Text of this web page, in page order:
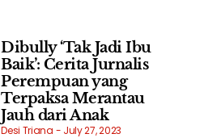
Dibully ‘Tak Jadi Ibu
Baik’: Cerita Jurnalis
Perempuan yang
Terpaksa Merantau
Jauh dari Anak
Desi Triana July 27, 2023